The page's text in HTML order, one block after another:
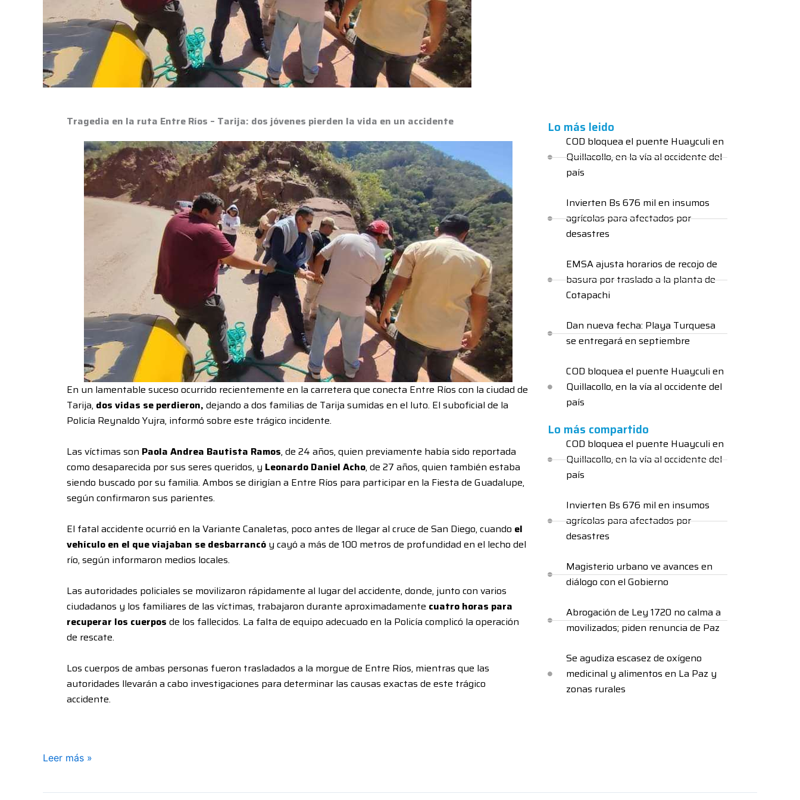
Tragedia en la ruta Entre Ríos – Tarija: dos jóvenes pierden la vida en un accidente
En un lamentable suceso ocurrido recientemente en la carretera que conecta Entre Ríos con la ciudad de
Tarija, dos vidas se perdieron, dejando a dos familias de Tarija sumidas en el luto. El suboficial de la
Policía Reynaldo Yujra, informó sobre este trágico incidente.
Las víctimas son Paola Andrea Bautista Ramos, de 24 años, quien previamente había sido reportada
como desaparecida por sus seres queridos, y Leonardo Daniel Acho, de 27 años, quien también estaba
siendo buscado por su familia. Ambos se dirigían a Entre Ríos para participar en la Fiesta de Guadalupe,
según confirmaron sus parientes.
El fatal accidente ocurrió en la Variante Canaletas, poco antes de llegar al cruce de San Diego, cuando el
vehículo en el que viajaban se desbarrancó y cayó a más de 100 metros de profundidad en el lecho del
río, según informaron medios locales.
Las autoridades policiales se movilizaron rápidamente al lugar del accidente, donde, junto con varios
ciudadanos y los familiares de las víctimas, trabajaron durante aproximadamente cuatro horas para
recuperar los cuerpos de los fallecidos. La falta de equipo adecuado en la Policía complicó la operación
de rescate.
Los cuerpos de ambas personas fueron trasladados a la morgue de Entre Ríos, mientras que las
autoridades llevarán a cabo investigaciones para determinar las causas exactas de este trágico
accidente.
Lo más leido
COD bloquea el puente Huayculi en
Quillacollo, en la vía al occidente del
país
Invierten Bs 676 mil en insumos
agrícolas para afectados por
desastres
EMSA ajusta horarios de recojo de
basura por traslado a la planta de
Cotapachi
Dan nueva fecha: Playa Turquesa
se entregará en septiembre
COD bloquea el puente Huayculi en
Quillacollo, en la vía al occidente del
país
Lo más compartido
COD bloquea el puente Huayculi en
Quillacollo, en la vía al occidente del
país
Invierten Bs 676 mil en insumos
agrícolas para afectados por
desastres
Magisterio urbano ve avances en
diálogo con el Gobierno
Abrogación de Ley 1720 no calma a
movilizados; piden renuncia de Paz
Se agudiza escasez de oxígeno
medicinal y alimentos en La Paz y
zonas rurales
la
en
un
accidente
Leer más »